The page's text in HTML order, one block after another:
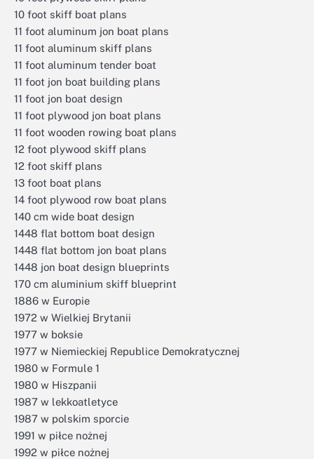
10 foot skiff boat plans
11 foot aluminum jon boat plans
11 foot aluminum skiff plans
11 foot aluminum tender boat
11 foot jon boat building plans
11 foot jon boat design
11 foot plywood jon boat plans
11 foot wooden rowing boat plans
12 foot plywood skiff plans
12 foot skiff plans
13 foot boat plans
14 foot plywood row boat plans
140 cm wide boat design
1448 flat bottom boat design
1448 flat bottom jon boat plans
1448 jon boat design blueprints
170 cm aluminium skiff blueprint
1886 w Europie
1972 w Wielkiej Brytanii
1977 w boksie
1977 w Niemieckiej Republice Demokratycznej
1980 w Formule 1
1980 w Hiszpanii
1987 w lekkoatletyce
1987 w polskim sporcie
1991 w piłce nożnej
1992 w piłce nożnej